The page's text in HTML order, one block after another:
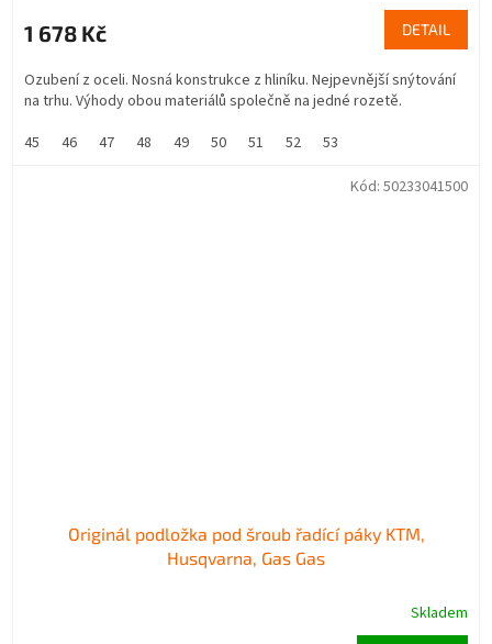
1 678 Kč DETAIL
Ozubení z oceli. Nosná konstrukce z hliníku. Nejpevnější snýtování
na trhu. Výhody obou materiálů společně na jedné rozetě.
45
46 47 48 49 50 51 52 53
Originál podložka pod šroub řadící páky KTM,
Husqvarna, Gas Gas
Skladem
Kód: 50233041500